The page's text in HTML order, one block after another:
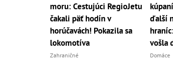
moru: Cestujúci RegioJetu
čakali päť hodín v
horúčavách! Pokazila sa
lokomotíva
Zahraničné
ďalší
vošla
Domáce